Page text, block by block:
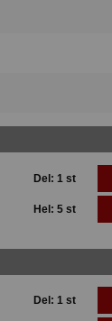
Del: 1 st
Hel: 5 st
Del: 1 st